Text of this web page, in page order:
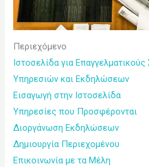
Περιεχόμενο
Ιστοσελίδα για
Υπηρεσιών και Εκδηλώσεων
Εισαγωγή στην Ιστοσελίδα
Υπηρεσίες που Προσφέρονται
Διοργάνωση Εκδηλώσεων
Δημιουργία Περιεχομένου
Επικοινωνία με τα Μέλη